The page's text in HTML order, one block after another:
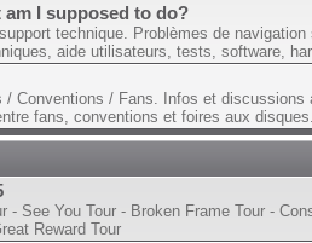
am I supposed to do?
technique. Problèmes de navigation
aide utilisateurs, tests, software,
/ Conventions / Fans. Infos et discussions
fans, conventions et foires aux
- See You Tour - Broken Frame Tour -
Reward Tour